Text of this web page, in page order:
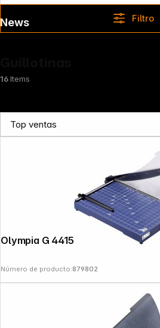
Filtro
16Items
Olympia G 4415 DIN A 3 guillotina
Número de producto:879802
News
Follow us on